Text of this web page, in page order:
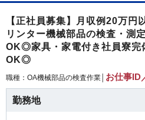
【正社員募集】月収例20万
リンター機械部品の検査・測
OK◎家具・家電付き社員寮完
OK◎
職種：OA機械部品の検査作業│ お仕事ID
勤務地